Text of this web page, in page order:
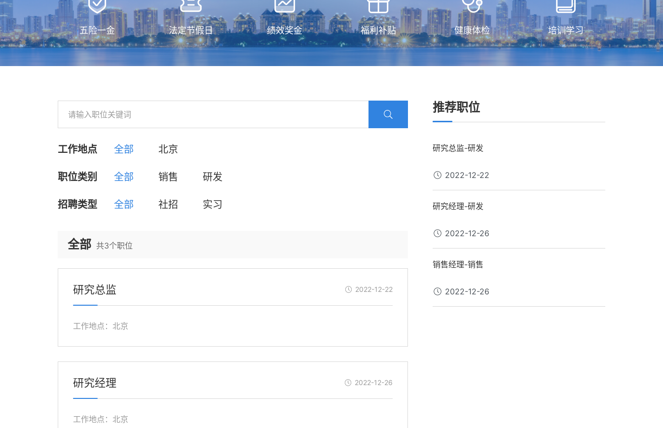
五险一金 法定节假日 绩效奖金 福利补贴 健康体检 培训学习
工作地点 全部 北京
职位类别 全部 销售 研发
招聘类型 全部 社招 实习
全部 共3个职位
研究总监 2022-12-22
工作地点：北京
研究经理 2022-12-26
工作地点：北京
推荐职位
研究总监-研发
2022-12-22
研究经理-研发
2022-12-26
销售经理-销售
2022-12-26